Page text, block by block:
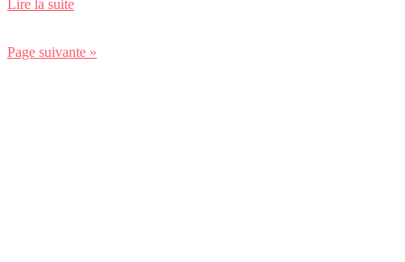
Lire la suite
Page suivante »